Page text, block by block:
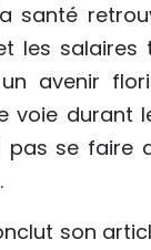
santé
les
avenir
voie durant
se faire
son